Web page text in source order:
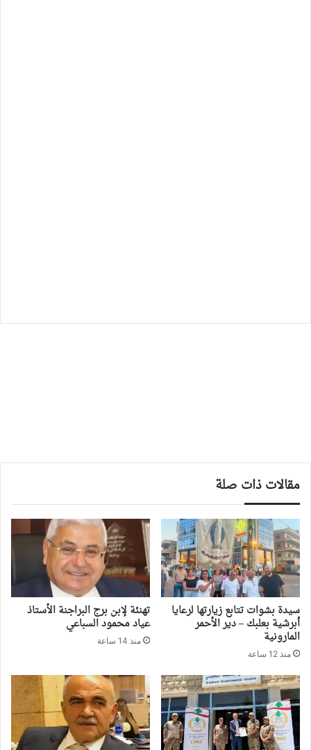
مقالات ذات صلة
سيدة بشوات تتابع زيارتها لرعايا
أبرشية بعلبك – دير الأحمر
المارونية
منذ 12 ساعة
تهنئة لإبن برج البراجنة الأستاذ
عياد محمود السباعي
منذ 14 ساعة